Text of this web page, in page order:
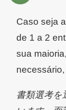
Caso seja
de 1 a 2
sua
書類選考を